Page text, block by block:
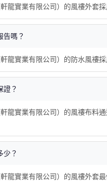
龍實業有限公司）的風褸外套
告嗎？
龍實業有限公司）的防水風褸
證？
龍實業有限公司）的風褸布料
少？
龍實業有限公司）的風褸外套